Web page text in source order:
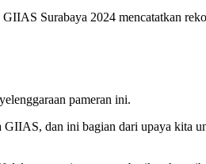
Surabaya 2024 mencatatkan
pameran ini.
dan ini bagian dari upaya kita